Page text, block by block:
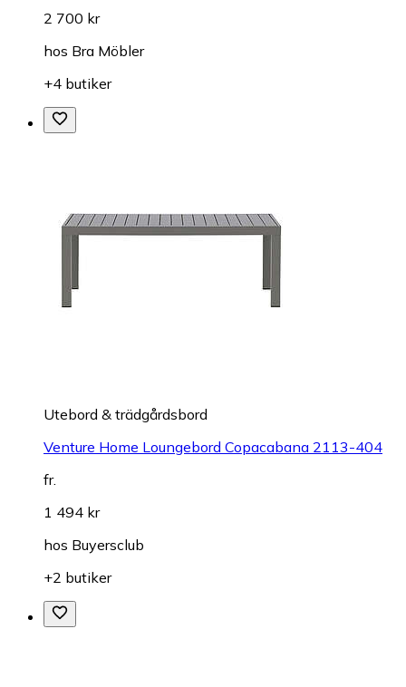
2 700 kr
hos Bra Möbler
+4 butiker
Utebord & trädgårdsbord
Venture Home Loungebord Copacabana 2113-404
fr.
1 494 kr
hos Buyersclub
+2 butiker